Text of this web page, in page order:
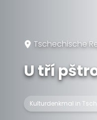
Tschechische
U tří
Kulturdenkmal in